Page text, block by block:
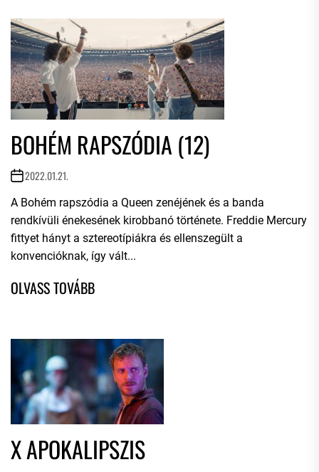
BOHÉM RAPSZÓDIA (12)
2022.01.21.
A Bohém rapszódia a Queen zenéjének és a banda
rendkívüli énekesének kirobbanó története. Freddie Mercury
fittyet hányt a sztereotípiákra és ellenszegült a
konvencióknak, így vált...
X APOKALIPSZIS